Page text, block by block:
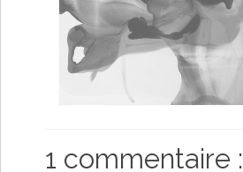
1 commentaire :